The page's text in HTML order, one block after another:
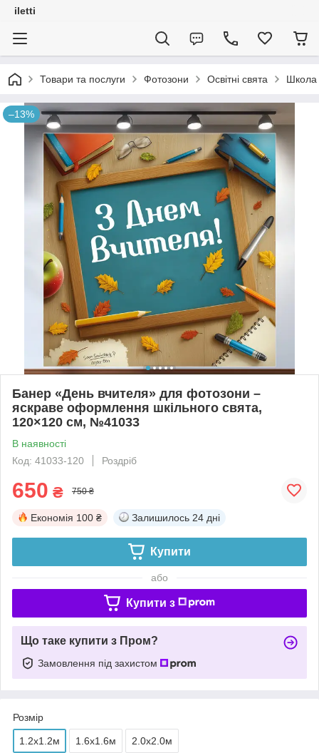
iletti
Товари та послуги Фотозони Освітні свята Школа
–13%
Банер «День вчителя» для фотозони –
яскраве оформлення шкільного свята,
120×120 см, №41033
В наявності
Код: 41033-120
Роздріб
650 ₴ 750 ₴
Економія 100 ₴ Залишилось 24 дні
Купити
або
Купити з
Що таке купити з Пром?
Замовлення під захистом
Розмір
1.2x1.2м 1.6x1.6м 2.0x2.0м